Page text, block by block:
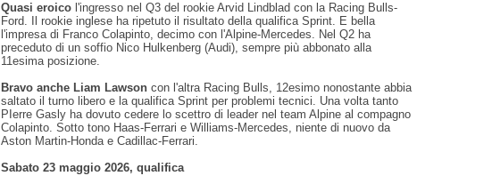
Quasi eroico l'ingresso nel Q3 del rookie Arvid Lindblad con la Racing Bulls-
Ford. Il rookie inglese ha ripetuto il risultato della qualifica Sprint. E bella
l'impresa di Franco Colapinto, decimo con l'Alpine-Mercedes. Nel Q2 ha
preceduto di un soffio Nico Hulkenberg (Audi), sempre più abbonato alla
11esima posizione.
Bravo anche Liam Lawson con l'altra Racing Bulls, 12esimo nonostante abbia
saltato il turno libero e la qualifica Sprint per problemi tecnici. Una volta tanto
PIerre Gasly ha dovuto cedere lo scettro di leader nel team Alpine al compagno
Colapinto. Sotto tono Haas-Ferrari e Williams-Mercedes, niente di nuovo da
Aston Martin-Honda e Cadillac-Ferrari.
Sabato 23 maggio 2026, qualifica